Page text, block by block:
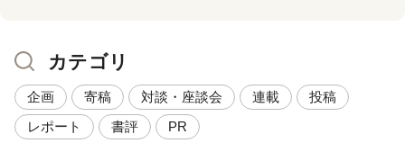
カテゴリ
企画 寄稿 対談・座談会 連載
投稿
レポート
書評 PR